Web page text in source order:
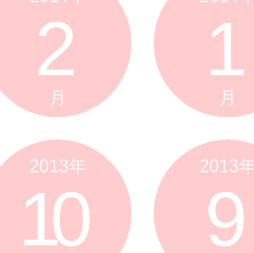
2
月
1
月
2013年
10
2013
9